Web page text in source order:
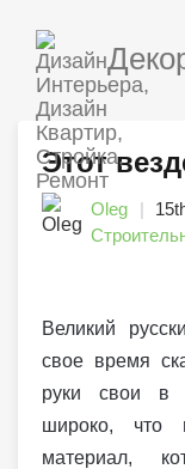
Этот
Oleg
Великий
свое время
руки свои в
широко, что
материал,